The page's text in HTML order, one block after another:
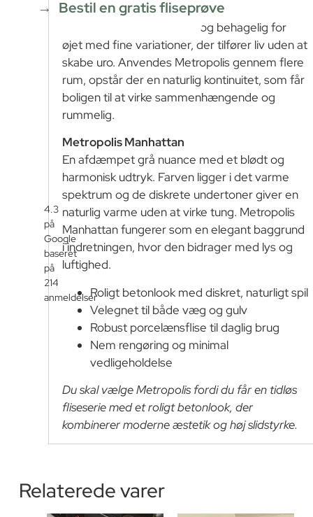
Bestil en gratis fliseprøve
4.3
på
Google
baseret
på
214
anmeldelser
Overfladen fremstår blød og behagelig for
øjet med fine variationer, der tilfører liv uden at
skabe uro. Anvendes Metropolis gennem flere
rum, opstår der en naturlig kontinuitet, som får
boligen til at virke sammenhængende og
rummelig.
Metropolis Manhattan
En afdæmpet grå nuance med et blødt og
harmonisk udtryk. Farven ligger i det varme
spektrum og de diskrete undertoner giver en
naturlig varme uden at virke tung. Metropolis
Manhattan fungerer som en elegant baggrund
i indretningen, hvor den bidrager med lys og
luftighed.
Roligt betonlook med diskret, naturligt spil
Velegnet til både væg og gulv
Robust porcelænsflise til daglig brug
Nem rengøring og minimal
vedligeholdelse
Du skal vælge Metropolis fordi du får en tidløs
fliseserie med et roligt betonlook, der
kombinerer moderne æstetik og høj slidstyrke.
Relaterede varer